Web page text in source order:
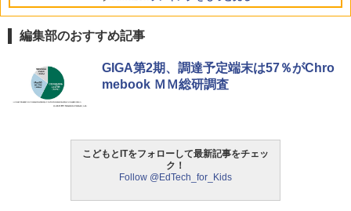
タッチペンで音が聞ける!はじめてずかん
1000 英語つき ([バラエティ])
中学英語をもう一度ひとつひとつわかり
やすく。改訂版
ThinkFun ボードゲーム 「サーキット・
メイズ」 配線回路をプログラミングする
日本語説明書付 8歳~ 76341 誕生日 クリ
編集部のおすすめ記事
GIGA第2期、調達予定端末は57％がChro
mebook ＭＭ総研調査
こどもとITをフォローして最新記事をチェッ
ク！
Follow @EdTech_for_Kids